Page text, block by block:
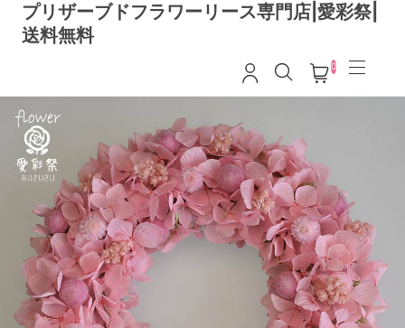
プリザーブドフラワーリース専門店|愛彩祭|
送料無料
0